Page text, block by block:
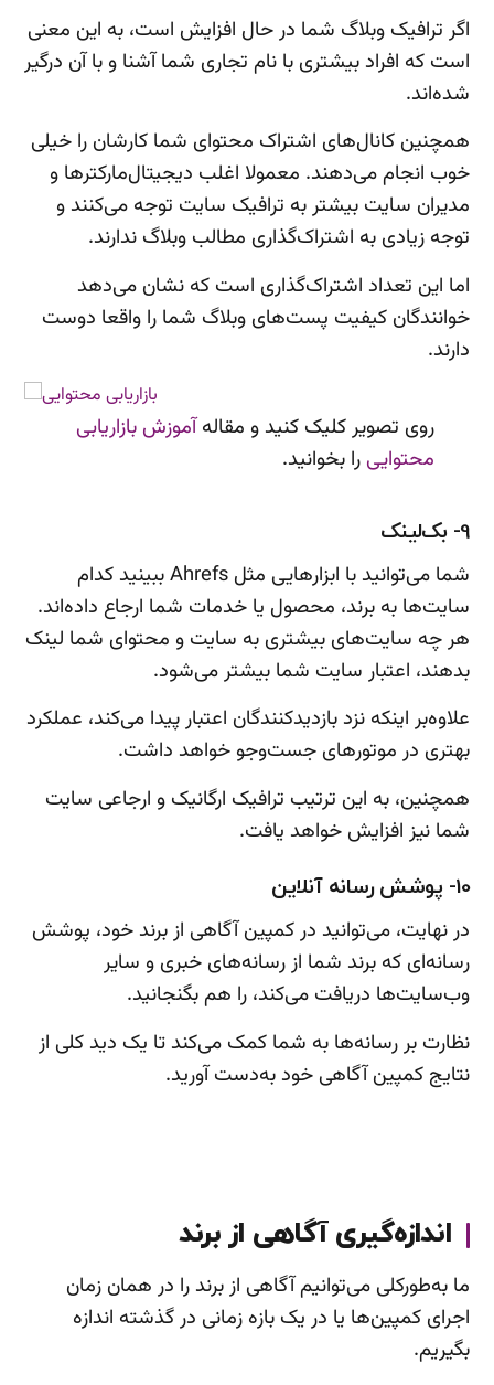
اگر ترافیک وبلاگ شما در حال افزایش است، به این معنی
است که افراد بیشتری با نام تجاری شما آشنا و با آن درگیر
شده‌اند.
همچنین کانال‌های اشتراک محتوای شما کارشان را خیلی
خوب انجام می‌دهند. معمولا اغلب دیجیتال‌مارکترها و
مدیران سایت بیشتر به ترافیک سایت توجه می‌کنند و
توجه زیادی به اشتراک‌گذاری مطالب وبلاگ ندارند.
اما این تعداد اشتراک‌گذاری است که نشان می‌دهد
خوانندگان کیفیت پست‌های وبلاگ شما را واقعا دوست
دارند.
روی تصویر کلیک کنید و مقالهآموزش بازاریابی
محتوایی را بخوانید.
9- بک‌لینک
شما می‌توانید با ابزارهایی مثل Ahrefs ببینید کدام
سایت‌ها به برند، محصول یا خدمات شما ارجاع داده‌اند.
هر چه سایت‌های بیشتری به سایت و محتوای شما لینک
بدهند، اعتبار سایت شما بیشتر می‌شود.
علاوه‌بر اینکه نزد بازدیدکنندگان اعتبار پیدا می‌کند، عملکرد
بهتری در موتورهای جست‌وجو خواهد داشت.
همچنین، به این ترتیب ترافیک ارگانیک و ارجاعی سایت
شما نیز افزایش خواهد یافت.
10- پوشش رسانه آنلاین
در نهایت، می‌توانید در کمپین آگاهی از برند خود، پوشش
رسانه‌ای که برند شما از رسانه‌های خبری و سایر
وب‌سایت‌ها دریافت می‌کند، را هم بگنجانید.
نظارت بر رسانه‌ها به شما کمک می‌کند تا یک دید کلی از
نتایج کمپین آگاهی خود به‌دست آورید.
اندازه‌گیری آگاهی از برند
ما به‌طورکلی می‌توانیم آگاهی از برند را در همان زمان
اجرای کمپین‌ها یا در یک بازه زمانی در گذشته اندازه
بگیریم.